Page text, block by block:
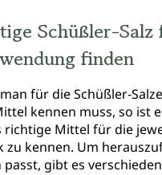
Schüßler-
finden
für die Schüßler-
kennen muss, so ist
richtige Mittel für die
zu kennen. Um
gibt es